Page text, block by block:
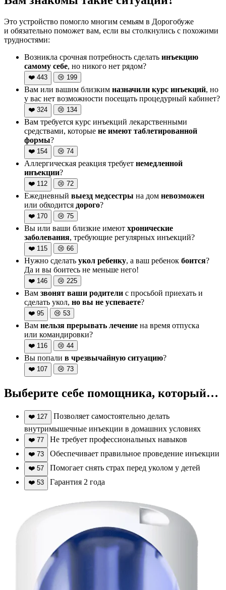
Это устройство помогло многим семьям в Дорогобуже
и обязательно поможет вам, если вы столкнулись с похожими
трудностями:
Возникла срочная потребность сделать инъекцию
самому себе, но никого нет рядом?
❤️ 443 😢 199
Вам или вашим близким назначили курс инъекций, но
у вас нет возможности посещать процедурный кабинет?
❤️ 324 😢 134
Вам требуется курс инъекций лекарственными
средствами, которые не имеют таблетированной
формы?
❤️ 154 😢 74
Аллергическая реакция требует немедленной
инъекции?
❤️ 112 😢 72
Ежедневный выезд медсестры на дом невозможен
или обходится дорого?
❤️ 170 😢 75
Вы или ваши близкие имеют хронические
заболевания, требующие регулярных инъекций?
❤️ 115 😢 66
Нужно сделать укол ребенку, а ваш ребенок боится?
Да и вы боитесь не меньше него!
❤️ 146 😢 225
Вам звонят ваши родители с просьбой приехать и
сделать укол, но вы не успеваете?
❤️ 95 😢 53
Вам нельзя прерывать лечение на время отпуска
или командировки?
❤️ 116 😢 44
Вы попали в чрезвычайную ситуацию?
❤️ 107 😢 73
Выберите себе помощника, который…
❤️ 127
Позволяет самостоятельно делать
внутримышечные инъекции в домашних условиях
❤️ 77 Не требует профессиональных навыков
❤️ 73 Обеспечивает правильное проведение инъекции
❤️ 57 Помогает снять страх перед уколом у детей
❤️ 53 Гарантия 2 года